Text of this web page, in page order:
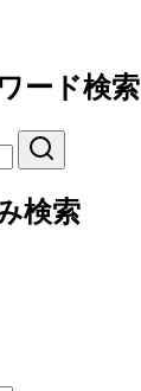
ード検索
検索